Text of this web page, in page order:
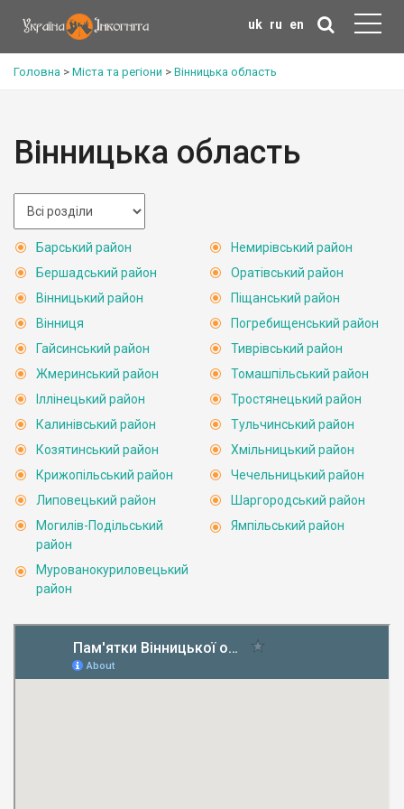
uk ru en
Головна > Міста та регіони > Вінницька область
Вінницька область
Барський район
Бершадський район
Вінницький район
Вінниця
Гайсинський район
Жмеринський район
Іллінецький район
Калинівський район
Козятинський район
Крижопільський район
Липовецький район
Могилів-Подільський
район
Мурованокуриловецький
район
Немирівський район
Оратівський район
Піщанський район
Погребищенський район
Тиврівський район
Томашпільський район
Тростянецький район
Тульчинський район
Хмільницький район
Чечельницький район
Шаргородський район
Ямпільський район